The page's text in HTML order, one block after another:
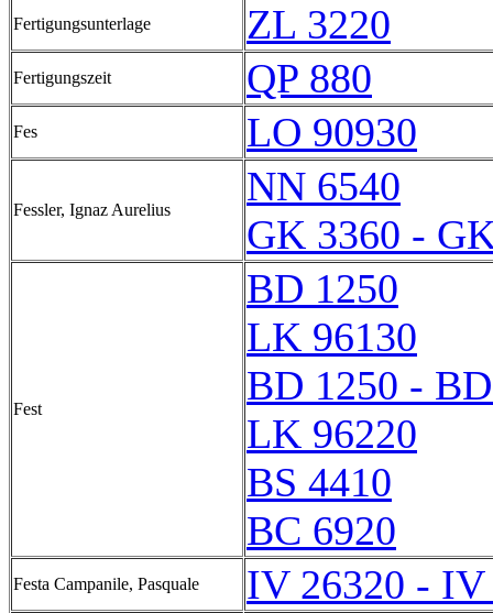
Fertigungsunterlage ZL 3220
Fertigungszeit QP 880
Fes LO 90930
Fessler, Ignaz Aurelius
NN 6540
GK 3360 -
Fest
BD 1250
LK 96130
BD 1250 -
LK 96220
BS 4410
BC 6920
Festa Campanile, Pasquale IV 26320 - IV